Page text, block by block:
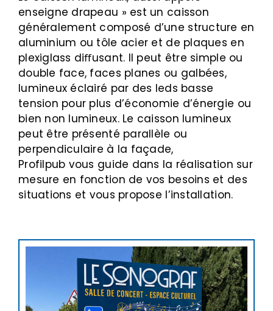
enseigne drapeau » est un caisson
généralement composé d’une structure en
aluminium ou tôle acier et de plaques en
plexiglass diﬀusant. Il peut être simple ou
double face, faces planes ou galbées,
lumineux éclairé par des leds basse
tension pour plus d’économie d’énergie ou
bien non lumineux. Le caisson lumineux
peut être présenté parallèle ou
perpendiculaire à la façade,
Profilpub vous guide dans la réalisation sur
mesure en fonction de vos besoins et des
situations et vous propose l’installation.